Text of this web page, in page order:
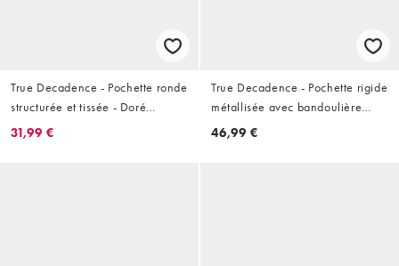
True Decadence - Pochette ronde
structurée et tissée - Doré
métallisé
31,99 €
True Decadence - Pochette rigide
métallisée avec bandoulière
amovible - Doré
46,99 €